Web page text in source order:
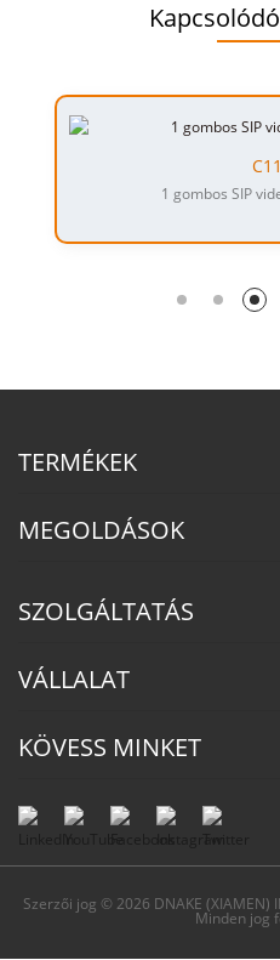
1 gombos SIP
TERMÉKEK
MEGOLDÁSOK
SZOLGÁLTATÁS
VÁLLALAT
KÖVESS MINKET
Szerzői jog © 2026 DNAKE (XIAMEN)
Minden jog